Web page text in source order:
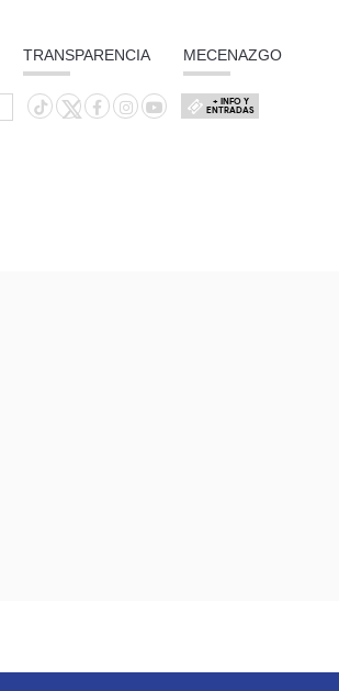
TRANSPARENCIA MECENAZGO
+ INFO Y
ENTRADAS